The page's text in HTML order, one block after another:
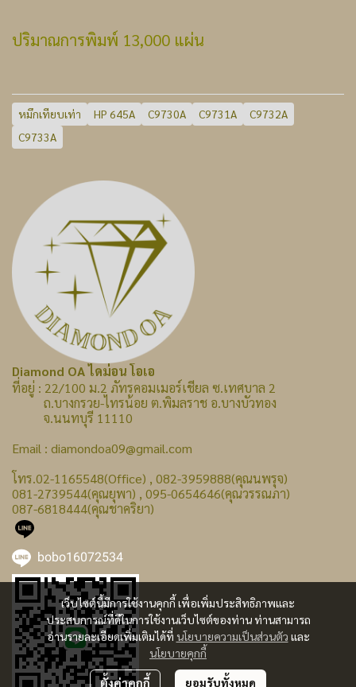
ปริมาณการพิมพ์ 13,000 แผ่น
หมึกเทียบเท่า HP 645A C9730A C9731A
C9732A
C9733A
เว็บไซต์นี้มีการใช้งานคุกกี้ เพื่อเพิ่มประสิทธิภาพและ
ประสบการณ์ที่ดีในการใช้งานเว็บไซต์ของท่าน ท่านสามารถ
อ่านรายละเอียดเพิ่มเติมได้ที่ นโยบายความเป็นส่วนตัว และ
นโยบายคุกกี้
ตั้งค่าคุกกี้ ยอมรับทั้งหมด
Diamond OA ไดม่อน โอเอ
ที่อยู่ : 22/100 ม.2 ภัทรคอมเมอร์เชียล ซ.เทศบาล 2
ถ.บางกรวย-ไทรน้อย ต.พิมลราช อ.บางบัวทอง
จ.นนทบุรี 11110
Email : diamondoa09@gmail.com
โทร.02-1165548(Office) , 082-3959888(คุณนพรุจ)
081-2739544(คุณยุพา) , 095-0654646(คุณวรรณภา)
087-6818444(คุณชาคริยา)
bobo16072534